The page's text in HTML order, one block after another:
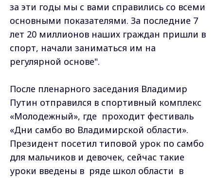
за эти годы мы с вами справились со всеми
основными показателями. За последние 7
лет 20 миллионов наших граждан пришли в
спорт, начали заниматься им на
регулярной основе".
После пленарного заседания Владимир
Путин отправился в спортивный комплекс
«Молодежный», где проходит фестиваль
«Дни самбо во Владимирской области».
Президент посетил типовой урок по самбо
для мальчиков и девочек, сейчас такие
уроки введены в ряде школ области в